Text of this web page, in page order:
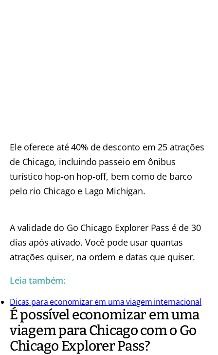
Ele oferece até 40% de desconto em 25 atrações
de Chicago, incluindo passeio em ônibus
turístico hop-on hop-off, bem como de barco
pelo rio Chicago e Lago Michigan.
A validade do Go Chicago Explorer Pass é de 30
dias após ativado. Você pode usar quantas
atrações quiser, na ordem e datas que quiser.
Leia também:
Dicas para economizar em uma viagem internacional
É possível economizar em uma
viagem para Chicago com o Go
Chicago Explorer Pass?